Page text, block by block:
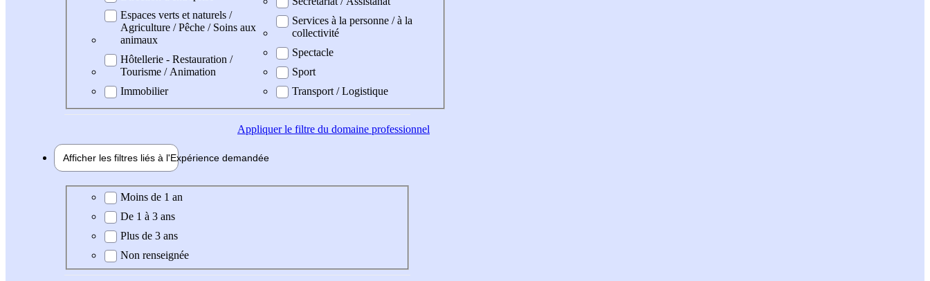
Espaces verts et naturels /
Agriculture / Pêche / Soins aux
animaux
Hôtellerie - Restauration /
Tourisme / Animation
Immobilier
Services à la personne / à la
collectivité
Spectacle
Sport
Transport / Logistique
Appliquerle filtre du domaine professionnel
Afficher les filtres liés à l'Expérience demandée
Expérience demandée
Moins de 1 an
De 1 à 3 ans
Plus de 3 ans
Non renseignée